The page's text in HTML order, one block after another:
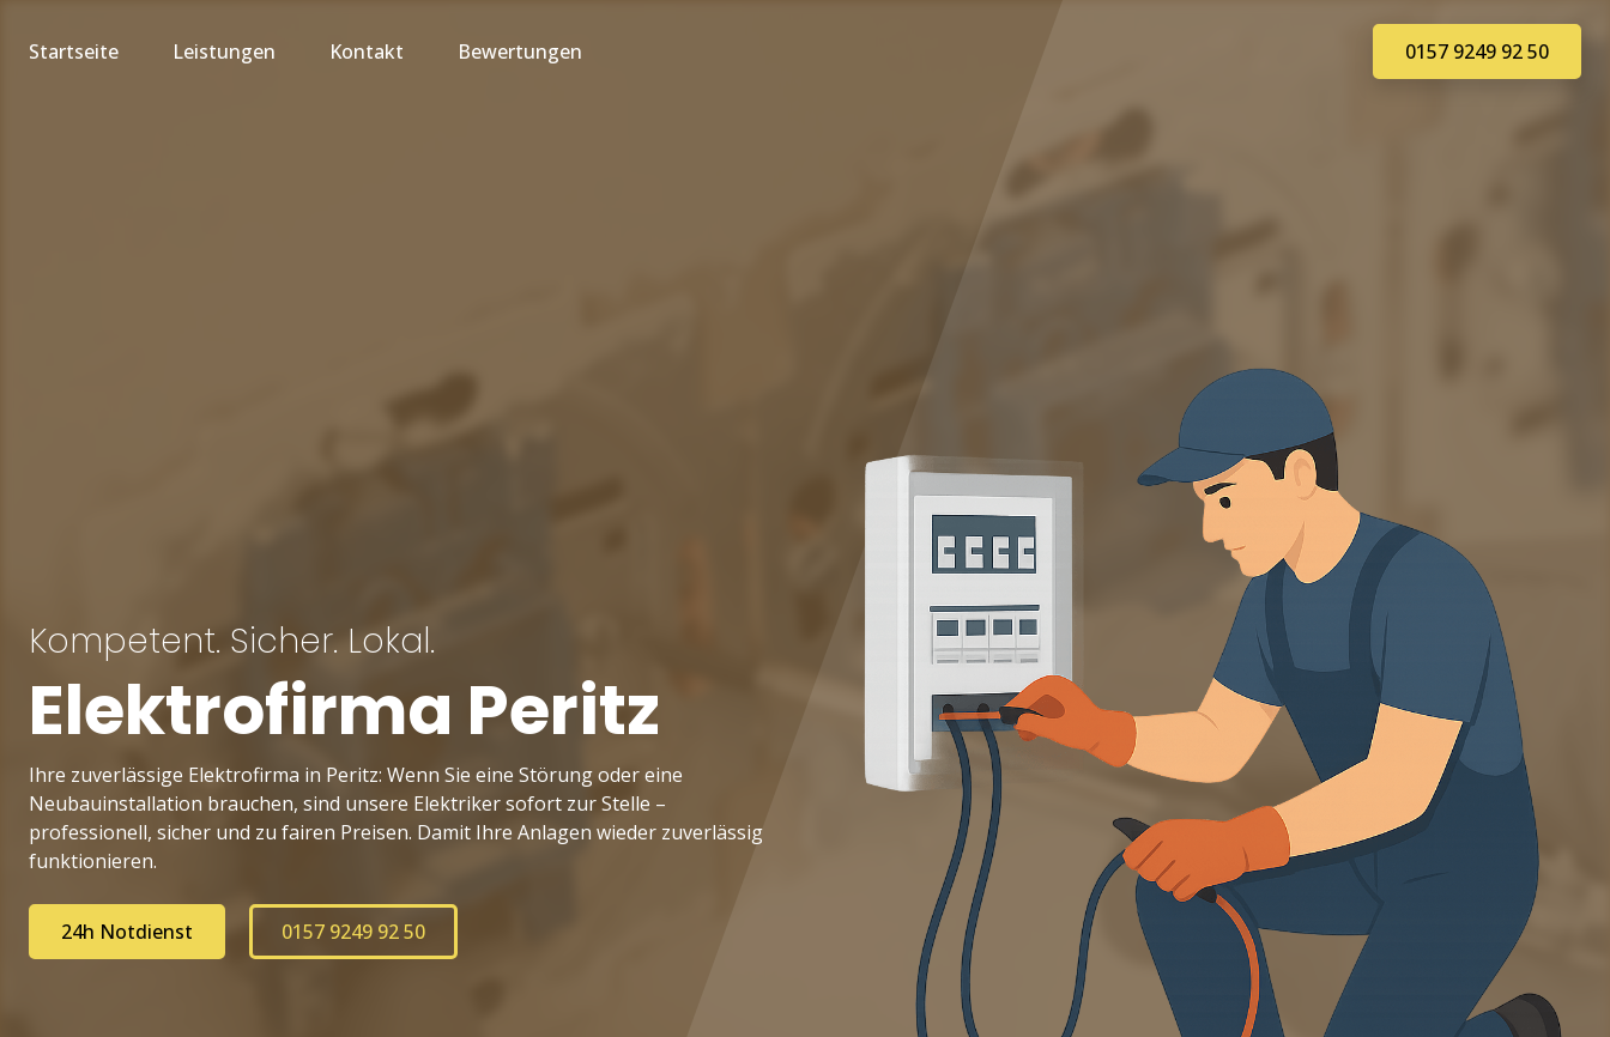
Startseite Leistungen Kontakt Bewertungen 0157 9249 92 50
Kompetent. Sicher. Lokal.
Elektrofirma Peritz
Ihre zuverlässige Elektrofirma in Peritz: Wenn Sie eine Störung oder eine
Neubauinstallation brauchen, sind unsere Elektriker sofort zur Stelle –
professionell, sicher und zu fairen Preisen. Damit Ihre Anlagen wieder zuverlässig
funktionieren.
24h Notdienst 0157 9249 92 50